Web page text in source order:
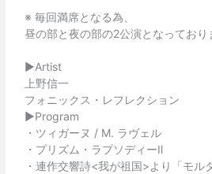
※ 毎回満席となる為、
昼の部と夜の部の2公演となっており
▶︎Artist
上野信一
フォニックス・レフレクション
▶︎Program
・ツィガーヌ / M. ラヴェル
・プリズム・ラプソディーⅡ
・連作交響詩<我が祖国>より「モル